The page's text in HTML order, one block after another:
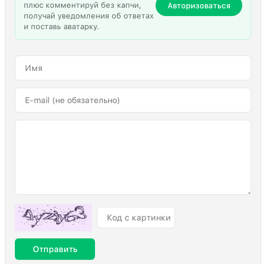
плюс комментируй без капчи,
получай уведомления об ответах
и поставь аватарку.
Авторизоваться
Отправить